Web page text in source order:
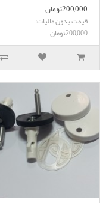
200,000تومان
قیمت بدون مالیات:
200,000تومان